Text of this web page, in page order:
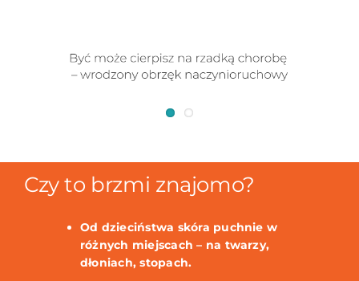
Czy to brzmi znajomo?
Od dzieciństwa skóra puchnie w
różnych miejscach – na twarzy,
dłoniach, stopach.